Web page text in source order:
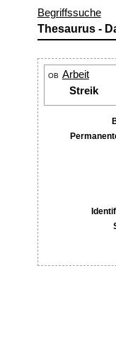
Begriffssuche
Thesaurus -
OB Arbeit
Streik